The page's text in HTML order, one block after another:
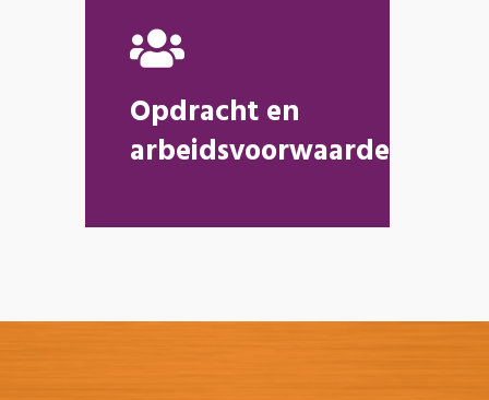
Opdracht en
arbeidsvoorwaarden